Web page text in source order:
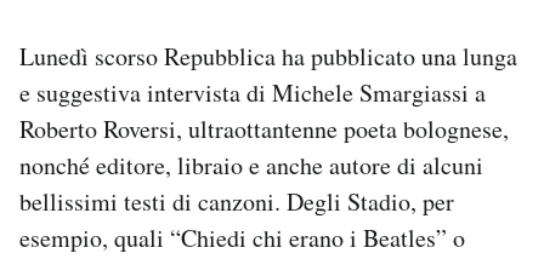
NEWSLETTER
I MIEI PREFERITI
Lunedì scorso Repubblica ha pubblicato una lunga
e suggestiva intervista di Michele Smargiassi a
Roberto Roversi, ultraottantenne poeta bolognese,
nonché editore, libraio e anche autore di alcuni
bellissimi testi di canzoni. Degli Stadio, per
esempio, quali “Chiedi chi erano i Beatles” o